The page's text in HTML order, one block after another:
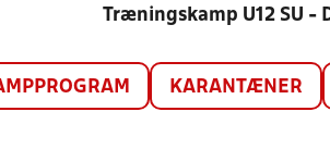
Træningskamp U12 SU -
KARANTÆNER